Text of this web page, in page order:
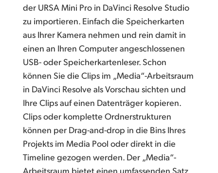
der URSA Mini Pro in DaVinci Resolve Studio
zu importieren. Einfach die Speicherkarten
aus Ihrer Kamera nehmen und rein damit in
einen an Ihren Computer angeschlossenen
USB- oder Speicherkartenleser. Schon
können Sie die Clips im „Media“-Arbeitsraum
in DaVinci Resolve als Vorschau sichten und
Ihre Clips auf einen Datenträger kopieren.
Clips oder komplette Ordnerstrukturen
können per Drag-and-drop in die Bins Ihres
Projekts im Media Pool oder direkt in die
Timeline gezogen werden. Der „Media“-
Arbeitsraum bietet einen umfassenden Satz